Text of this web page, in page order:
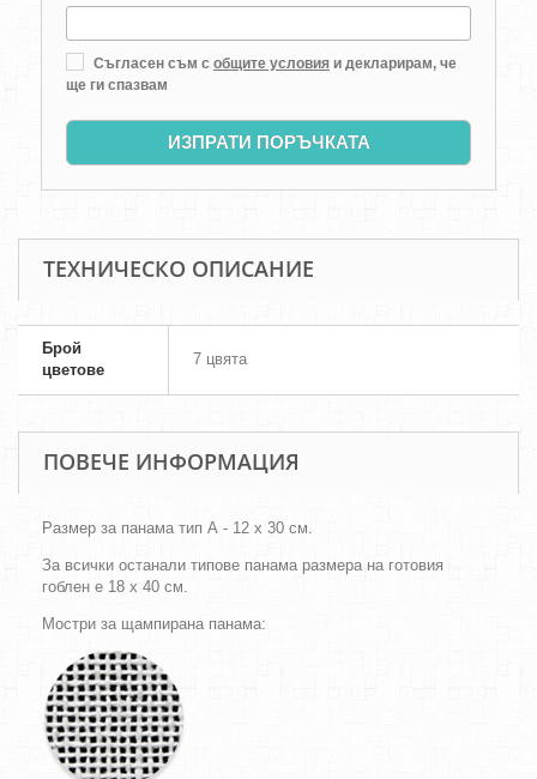
Съгласен съм с общите условия и декларирам, че
ще ги спазвам
ИЗПРАТИ ПОРЪЧКАТА
ТЕХНИЧЕСКО ОПИСАНИЕ
Брой
цветове
7 цвята
ПОВЕЧЕ ИНФОРМАЦИЯ
Размер за панама тип А - 12 х 30 см.
За всички останали типове панама размера на готовия
гоблен е 18 х 40 см.
Мостри за щампирана панама: